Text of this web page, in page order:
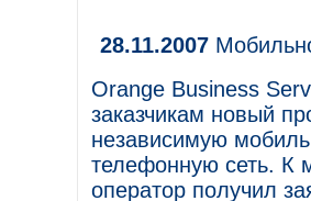
28.11.2007
Orange Business
заказчикам новый
независимую
телефонную сеть. К
оператор получил